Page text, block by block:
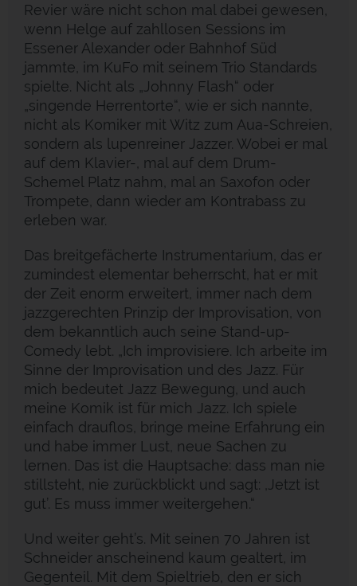
Revier wäre nicht schon mal dabei gewesen,
wenn Helge auf zahllosen Sessions im
Essener Alexander oder Bahnhof Süd
jammte, im KuFo mit seinem Trio Standards
spielte. Nicht als „Johnny Flash“ oder
„singende Herrentorte“, wie er sich nannte,
nicht als Komiker mit Witz zum Aua-Schreien,
sondern als lupenreiner Jazzer. Wobei er mal
auf dem Klavier-, mal auf dem Drum-
Schemel Platz nahm, mal an Saxofon oder
Trompete, dann wieder am Kontrabass zu
erleben war.
Das breitgefächerte Instrumentarium, das er
zumindest elementar beherrscht, hat er mit
der Zeit enorm erweitert, immer nach dem
jazzgerechten Prinzip der Improvisation, von
dem bekanntlich auch seine Stand-up-
Comedy lebt. „Ich improvisiere. Ich arbeite im
Sinne der Improvisation und des Jazz. Für
mich bedeutet Jazz Bewegung, und auch
meine Komik ist für mich Jazz. Ich spiele
einfach drauflos, bringe meine Erfahrung ein
und habe immer Lust, neue Sachen zu
lernen. Das ist die Hauptsache: dass man nie
stillsteht, nie zurückblickt und sagt: ,Jetzt ist
gut’. Es muss immer weitergehen.“
Und weiter geht’s. Mit seinen 70 Jahren ist
Schneider anscheinend kaum gealtert, im
Gegenteil. Mit dem Spieltrieb, den er sich